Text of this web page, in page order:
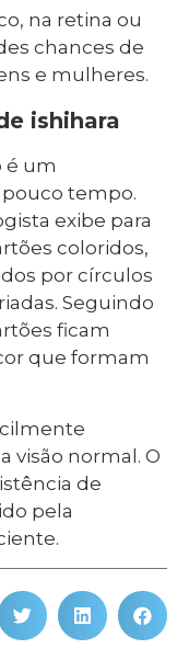
na retina ou
chances de
e mulheres.
ishihara
é um
tempo.
exibe para
coloridos,
por círculos
Seguindo
ficam
que formam
visão normal. O
de
pela